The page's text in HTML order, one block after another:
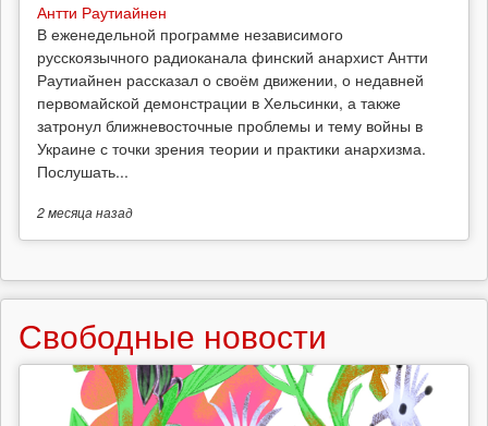
Антти Раутиайнен
В еженедельной программе независимого
русскоязычного радиоканала финский анархист Антти
Раутиайнен рассказал о своём движении, о недавней
первомайской демонстрации в Хельсинки, а также
затронул ближневосточные проблемы и тему войны в
Украине с точки зрения теории и практики анархизма.
Послушать...
2 месяцаназад
Свободные новости